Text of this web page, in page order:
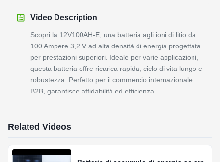
Video Description
Scopri la 12V100AH-E, una batteria agli ioni di litio da
100 Ampere 3,2 V ad alta densità di energia progettata
per prestazioni superiori. Ideale per varie applicazioni,
questa batteria offre ricarica rapida, ciclo di vita lungo e
robustezza. Perfetto per il commercio internazionale
B2B, garantisce affidabilità ed efficienza.
Related Videos